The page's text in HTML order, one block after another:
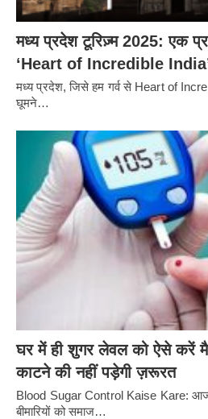
मध्य प्रदेश टूरिज़्म 2025: एक
‘Heart of Incredible
मध्य प्रदेश, जिसे हम गर्व से Heart of
घूमने…
घर में ही शुगर लेवल को ऐसे करें
काटने की नहीं पड़ेगी ज़रूरत
Blood Sugar Control Kaise Kare: आज
बीमारियों को समाज…